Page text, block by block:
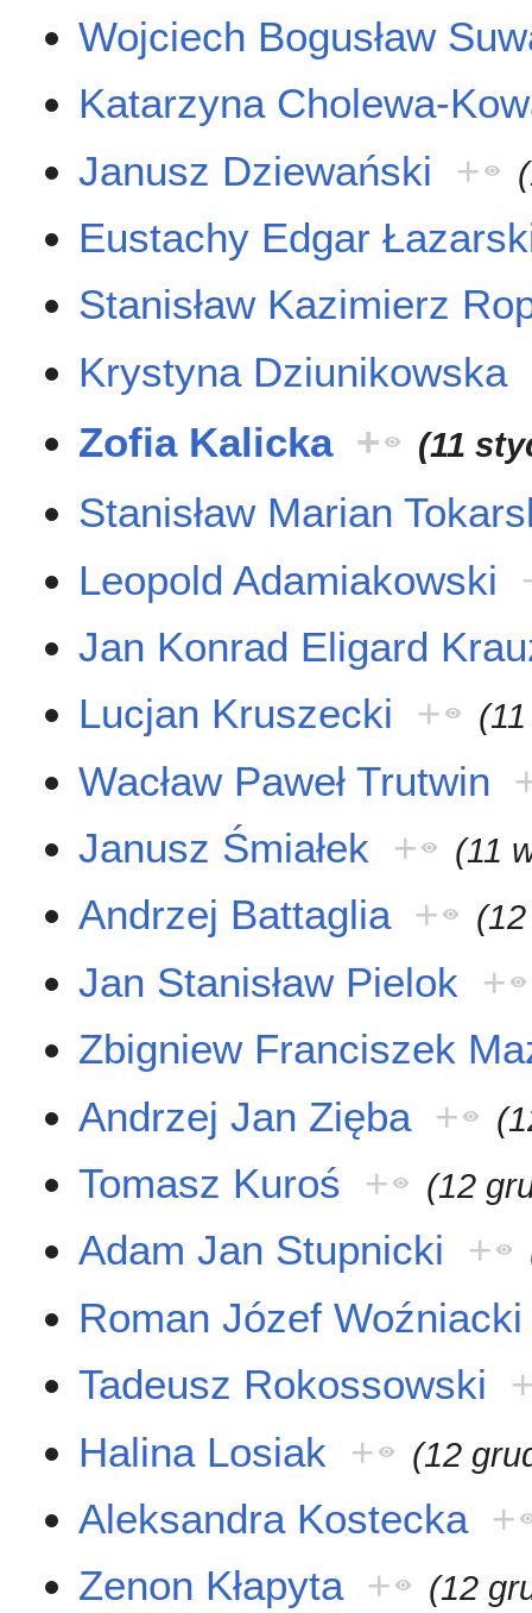
Wojciech Bogusław
Katarzyna Cholewa-
Janusz Dziewański
+
Eustachy Edgar
Stanisław Kazimierz
Krystyna Dziunikowska
Zofia Kalicka + (11
Stanisław Marian
Leopold Adamiakowski
Jan Konrad Eligard
Lucjan Kruszecki
+
Wacław Paweł Trutwin
Janusz Śmiałek + (11
Andrzej Battaglia +
Jan Stanisław Pielok +
Zbigniew Franciszek
Andrzej Jan Zięba +
Tomasz Kuroś + (12
Adam Jan Stupnicki +
Roman Józef Woźniacki
Tadeusz Rokossowski
Halina Losiak + (12
Aleksandra Kostecka +
Zenon Kłapyta + (12